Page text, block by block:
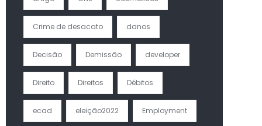
Crime de desacato danos
Decisão Demissão developer
Direito Direitos Débitos
ecad eleição2022 Employment